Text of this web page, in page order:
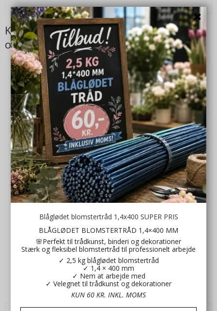
Kunder der har købt dette produkt har
også købt
Poly bast grøn 800 meter
Blåglødet blomstertråd 1,4x400 SUPER PRIS
BLÅGLØDET BLOMSTERTRÅD 1,4×400 MM
🌸Perfekt til trådkunst, binderi og dekorationer
Stærk og fleksibel blomstertråd til professionelt arbejde
✓ 2,5 kg blåglødet blomstertråd
✓ 1,4 × 400 mm
✓ Nem at arbejde med
✓ Velegnet til trådkunst og dekorationer
KUN 60 KR. INKL. MOMS